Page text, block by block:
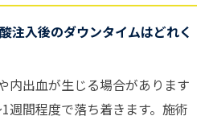
注入後のダウンタイムはどれく
内出血が生じる場合があります
週間程度で落ち着きます。施術